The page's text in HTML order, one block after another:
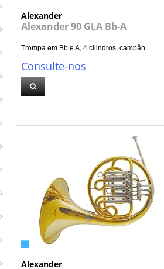
Alexander
Alexander 90 GLA Bb-A
Trompa em Bb e A, 4 cilindros, campân...
Consulte-nos
Alexander